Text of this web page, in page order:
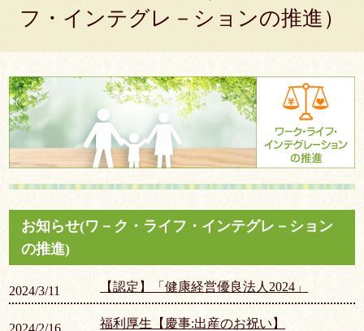
フ・インテグレ－ションの推進）
お知らせ(ワ－ク・ライフ・インテグレ－ション
の推進)
2024/3/11 【認定】「健康経営優良法人2024」
2024/2/16 福利厚生【慶事:出産のお祝い】